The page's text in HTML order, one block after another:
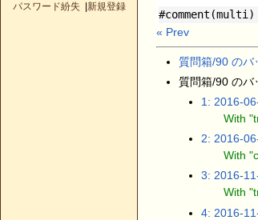
パスワード紛失 新規登録
#comment(multi)
« Prev
質問箱/90 のバ
質問箱/90 のバ
1: 2016-
With
2: 2016-
With
3: 2016-
With
4: 2016-